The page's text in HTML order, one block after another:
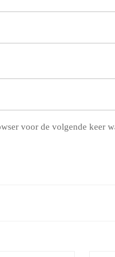
voor de volgende keer